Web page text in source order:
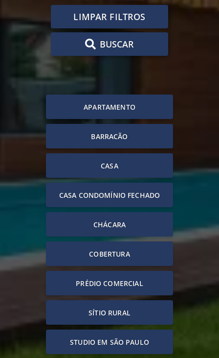
LIMPAR FILTROS
BUSCAR
APARTAMENTO
BARRACÃO
CASA
CASA CONDOMÍNIO FECHADO
CHÁCARA
COBERTURA
PRÉDIO COMERCIAL
SÍTIO RURAL
STUDIO EM SÃO PAULO